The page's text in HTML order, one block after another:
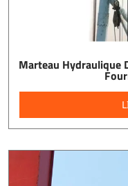
Marteau Hydraulique